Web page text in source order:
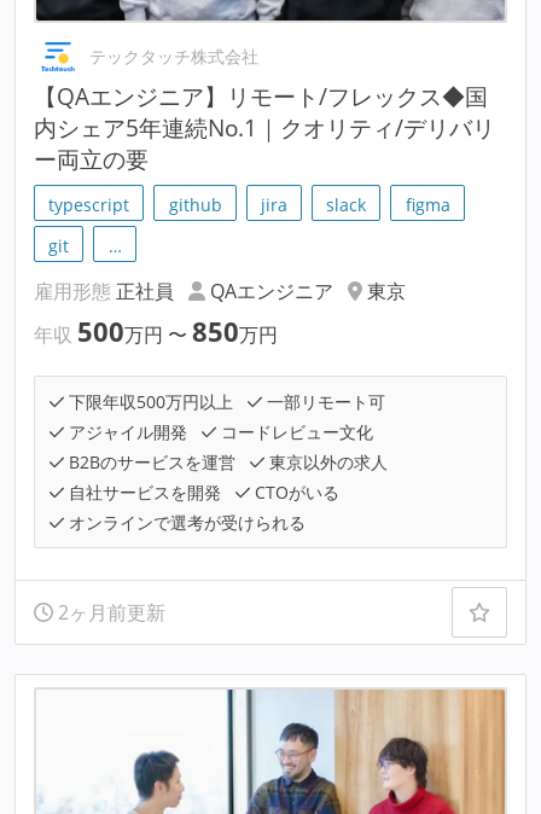
テックタッチ株式会社
【QAエンジニア】リモート/フレックス◆国
内シェア5年連続No.1｜クオリティ/デリバリ
ー両立の要
typescript github jira slack
figma
git
…
雇用形態 正社員 QAエンジニア
東京
年収 500万円 〜 850万円
下限年収500万円以上
一部リモート可
アジャイル開発
コードレビュー文化
B2Bのサービスを運営
東京以外の求人
自社サービスを開発
CTOがいる
オンラインで選考が受けられる
2ヶ月前更新